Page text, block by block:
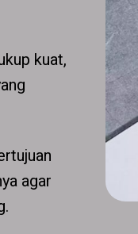
kuat,
agar